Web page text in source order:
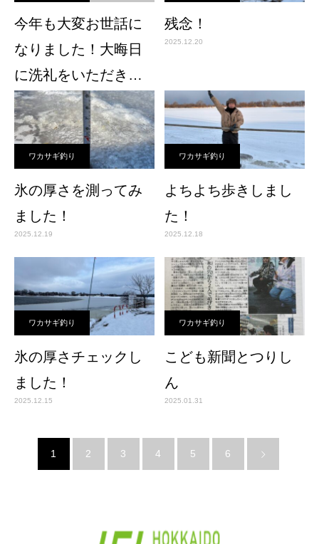
今年も大変お世話に
なりました！大晦日
に洗礼をいただきま
した！
2025.12.31
残念！
2025.12.20
ワカサギ釣り
氷の厚さを測ってみ
ました！
2025.12.19
ワカサギ釣り
よちよち歩きしまし
た！
2025.12.18
ワカサギ釣り
氷の厚さチェックし
ました！
2025.12.15
ワカサギ釣り
こども新聞とつりし
ん
2025.01.31
1 2 3 4 5 6